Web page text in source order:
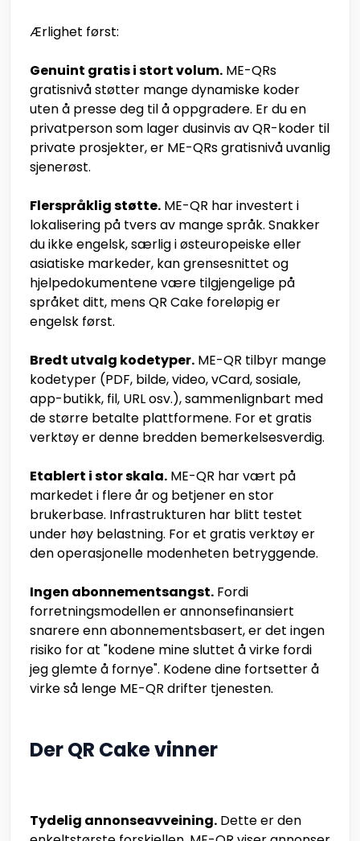
Ærlighet først:
Genuint gratis i stort volum. ME-QRs
gratisnivå støtter mange dynamiske koder
uten å presse deg til å oppgradere. Er du en
privatperson som lager dusinvis av QR-koder til
private prosjekter, er ME-QRs gratisnivå uvanlig
sjenerøst.
Flerspråklig støtte. ME-QR har investert i
lokalisering på tvers av mange språk. Snakker
du ikke engelsk, særlig i østeuropeiske eller
asiatiske markeder, kan grensesnittet og
hjelpedokumentene være tilgjengelige på
språket ditt, mens QR Cake foreløpig er
engelsk først.
Bredt utvalg kodetyper. ME-QR tilbyr mange
kodetyper (PDF, bilde, video, vCard, sosiale,
app-butikk, fil, URL osv.), sammenlignbart med
de større betalte plattformene. For et gratis
verktøy er denne bredden bemerkelsesverdig.
Etablert i stor skala. ME-QR har vært på
markedet i flere år og betjener en stor
brukerbase. Infrastrukturen har blitt testet
under høy belastning. For et gratis verktøy er
den operasjonelle modenheten betryggende.
Ingen abonnementsangst. Fordi
forretningsmodellen er annonsefinansiert
snarere enn abonnementsbasert, er det ingen
risiko for at "kodene mine sluttet å virke fordi
jeg glemte å fornye". Kodene dine fortsetter å
virke så lenge ME-QR drifter tjenesten.
Der QR Cake vinner
Tydelig annonseavveining. Dette er den